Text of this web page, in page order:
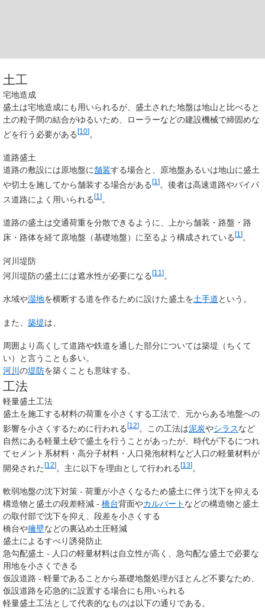
土工
宅地造成
盛土は宅地造成にも用いられるが、盛土された地盤は地山と比べると
土の粒子間の結合がゆるいため、ローラーなどの建設機械で締固めな
どを行う必要がある [10] 。
道路盛土
道路の敷設には原地盤に舗装する場合と、原地盤あるいは地山に盛土
や切土を施してから舗装する場合がある [1 ] 。後者は高速道路やバイパ
ス道路によく用いられる [1 ] 。
道路の盛土は交通荷重を分散できるように、上から舗装・路盤・路
床・路体を経て原地盤（基礎地盤）に至るよう構成されている [1 ] 。
河川堤防
河川堤防の盛土には遮水性が必要になる[11 ]。
水域や湿地を横断する道を作るために設けた盛土を土手道という。
また、 築堤は、
周囲より高くして道路や鉄道を通した部分については築堤 （ちくて
い）と言うことも多い。
河川 の堤防を築くことも意味する。
工法
軽量盛土工法
盛土を施工する材料の荷重を小さくする工法で、元からある地盤への
影響を小さくするために行われる [12] 。この工法は泥炭やシラスなど
自然にある軽量土砂で盛土を行うことがあったが、時代が下るにつれ
てセメント系材料・高分子材料・人口発泡材料など人口の軽量材料が
開発された[12]。主に以下を理由として行われる[13]。
軟弱地盤の沈下対策 - 荷重が小さくなるため盛土に伴う沈下を抑える
構造物と盛土の段差軽減 - 橋台背面やカルバート などの構造物と盛土
の取付部で沈下を抑え、段差を小さくする
橋台や擁壁などの裏込め土圧軽減
盛土によるすべり誘発防止
急勾配盛土 - 人口の軽量材料は自立性が高く、急勾配な盛土で必要な
用地を小さくできる
仮設道路 - 軽量であることから基礎地盤処理がほとんど不要なため、
仮設道路を応急的に設置する場合にも用いられる
軽量盛土工法として代表的なものは以下の通りである。